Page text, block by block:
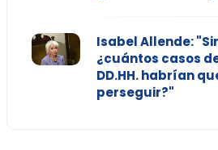
Isabel Allende:
¿cuántos casos
DD.HH. habrían
perseguir?"